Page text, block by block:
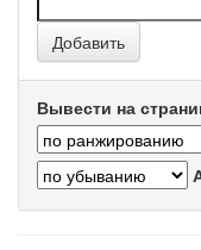
Вывести на